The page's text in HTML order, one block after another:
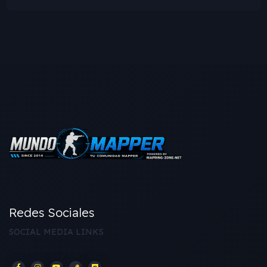
Redes Sociales
SOCIAL MEDIA LINKS